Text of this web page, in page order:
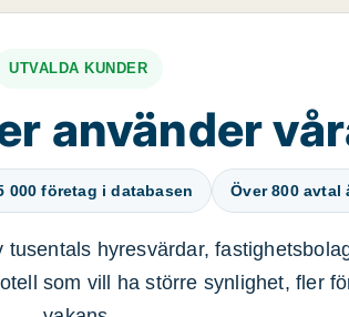
UTVALDA KUNDER
använder
000 företag i databasen Över 800 avtal
tusentals hyresvärdar,
som vill ha större synlighet, fler